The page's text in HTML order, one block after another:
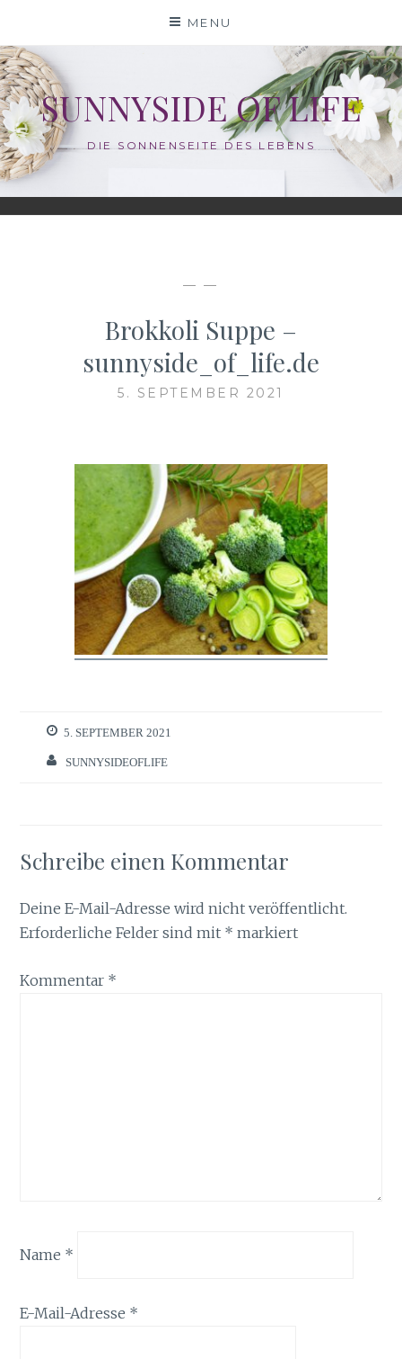
content
MENU
SUNNYSIDE OF LIFE
DIE SONNENSEITE DES LEBENS
— —
Brokkoli Suppe –
sunnyside_of_life.de
5. SEPTEMBER 2021
5. SEPTEMBER 2021
SUNNYSIDEOFLIFE
Schreibe einen Kommentar
Deine E-Mail-Adresse wird nicht veröffentlicht.
Erforderliche Felder sind mit * markiert
Kommentar *
Name *
E-Mail-Adresse *